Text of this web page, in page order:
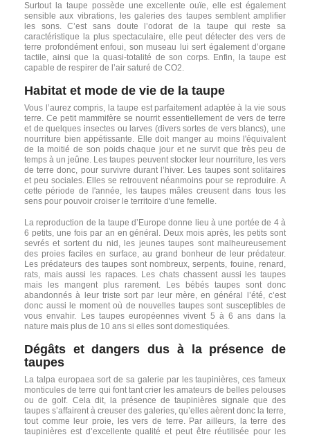
Surtout la taupe possède une excellente ouïe, elle est également
sensible aux vibrations, les galeries des taupes semblent amplifier
les sons. C’est sans doute l’odorat de la taupe qui reste sa
caractéristique la plus spectaculaire, elle peut détecter des vers de
terre profondément enfoui, son museau lui sert également d’organe
tactile, ainsi que la quasi-totalité de son corps. Enfin, la taupe est
capable de respirer de l’air saturé de CO2.
Habitat et mode de vie de la taupe
Vous l’aurez compris, la taupe est parfaitement adaptée à la vie sous
terre. Ce petit mammifère se nourrit essentiellement de vers de terre
et de quelques insectes ou larves (divers sortes de vers blancs), une
nourriture bien appétissante. Elle doit manger au moins l'équivalent
de la moitié de son poids chaque jour et ne survit que très peu de
temps à un jeûne. Les taupes peuvent stocker leur nourriture, les vers
de terre donc, pour survivre durant l’hiver. Les taupes sont solitaires
et peu sociales. Elles se retrouvent néanmoins pour se reproduire. A
cette période de l'année, les taupes mâles creusent dans tous les
sens pour pouvoir croiser le territoire d'une femelle.
La reproduction de la taupe d’Europe donne lieu à une portée de 4 à
6 petits, une fois par an en général. Deux mois après, les petits sont
sevrés et sortent du nid, les jeunes taupes sont malheureusement
des proies faciles en surface, au grand bonheur de leur prédateur.
Les prédateurs des taupes sont nombreux, serpents, fouine, renard,
rats, mais aussi les rapaces. Les chats chassent aussi les taupes
mais les mangent plus rarement. Les bébés taupes sont donc
abandonnés à leur triste sort par leur mère, en général l’été, c’est
donc aussi le moment où de nouvelles taupes sont susceptibles de
vous envahir. Les taupes européennes vivent 5 à 6 ans dans la
nature mais plus de 10 ans si elles sont domestiquées.
Dégâts et dangers dus à la présence de
taupes
La talpa europaea sort de sa galerie par les taupinières, ces fameux
monticules de terre qui font tant crier les amateurs de belles pelouses
ou de golf. Cela dit, la présence de taupinières signale que des
taupes s’affairent à creuser des galeries, qu’elles aèrent donc la terre,
tout comme leur proie, les vers de terre. Par ailleurs, la terre des
taupinières est d’excellente qualité et peut être réutilisée pour les